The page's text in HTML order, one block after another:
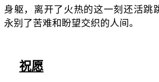
身躯，离开了火热的这一刻还活跳
永别了苦难和盼望交织的人间。
祝愿